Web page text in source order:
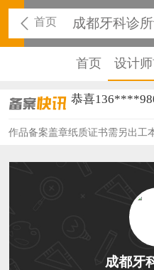
首页 成都牙科诊
首页 设计
恭喜
恭喜
恭喜
作品备案盖章纸质证书需另出工
成都牙